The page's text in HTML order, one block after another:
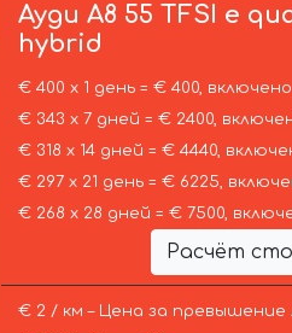
Ауди A8 55 TFSI e
hybrid
€ 400 х 1 день = € 400,
€ 343 х 7 дней = € 2400,
€ 318 х 14 дней = € 4440,
€ 297 х 21 день = € 6225,
€ 268 х 28 дней = € 7500,
Расчёт
€ 2 / км – Цена за превышение